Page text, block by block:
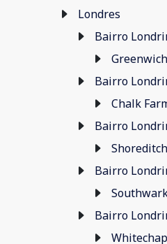
Londres
Bairro
Greenwich
Bairro
Chalk
Bairro
Shoreditch
Bairro
Bairro